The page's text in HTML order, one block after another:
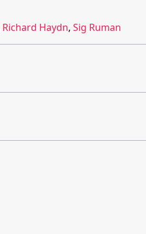
Richard Haydn, Sig Ruman